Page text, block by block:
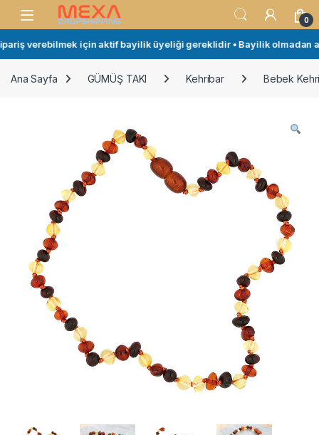
Skip to navigation
Skip to content
Open 0
verebilmek için aktif bayilik üyeliği gereklidir • Bayilik olmadan
Ana Sayfa GÜMÜŞ TAKI Kehribar Bebek